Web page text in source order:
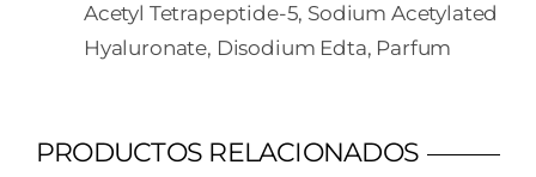
Acetyl ­Tetrapeptide-­5, Sodium ­Acetylated
­Hyaluronate, Disodium ­Edta, Parfum
PRODUCTOS RELACIONADOS